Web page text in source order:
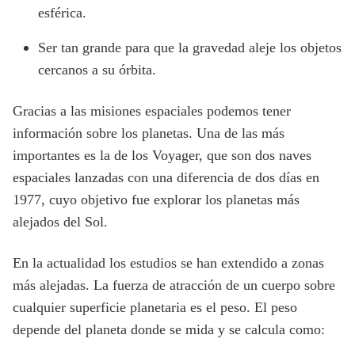
esférica.
Ser tan grande para que la gravedad aleje los objetos
cercanos a su órbita.
Gracias a las misiones espaciales podemos tener
información sobre los planetas. Una de las más
importantes es la de los Voyager, que son dos naves
espaciales lanzadas con una diferencia de dos días en
1977, cuyo objetivo fue explorar los planetas más
alejados del Sol.
En la actualidad los estudios se han extendido a zonas
más alejadas. La fuerza de atracción de un cuerpo sobre
cualquier superficie planetaria es el peso. El peso
depende del planeta donde se mida y se calcula como: